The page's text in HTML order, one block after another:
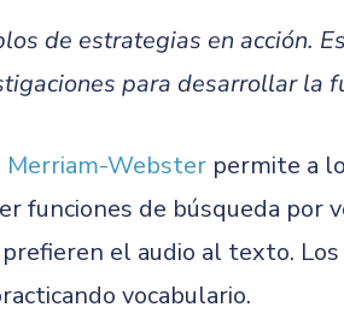
de estrategias en acción.
para desarrollar la
Merriam-Websterpermite a
funciones de búsqueda por
el audio al texto.
vocabulario.